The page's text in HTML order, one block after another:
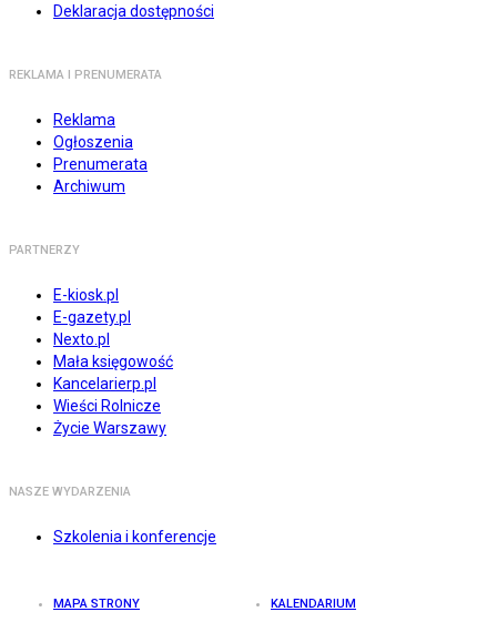
Deklaracja dostępności
REKLAMA I PRENUMERATA
Reklama
Ogłoszenia
Prenumerata
Archiwum
PARTNERZY
E-kiosk.pl
E-gazety.pl
Nexto.pl
Mała księgowość
Kancelarierp.pl
Wieści Rolnicze
Życie Warszawy
NASZE WYDARZENIA
Szkolenia i konferencje
MAPA STRONY KALENDARIUM